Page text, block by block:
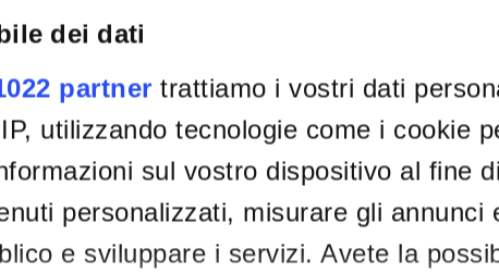
dei dati
partner trattiamo i vostri dati
utilizzando tecnologie come i cookie
sul vostro dispositivo al fine
personalizzati, misurare gli annunci
e sviluppare i servizi. Avete la